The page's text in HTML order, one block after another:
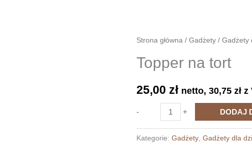
Strona główna /Gadżety /Gadżety
Topper na tort
25,00 zł netto,30,75zł z
-
Topper
na
+ DODAJ
Kategorie:Gadżety,Gadżety dla